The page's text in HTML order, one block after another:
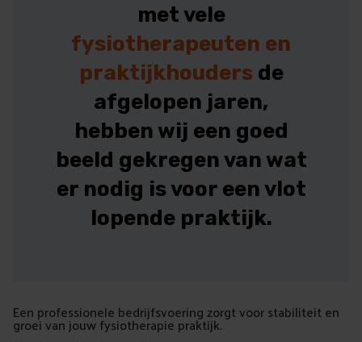
met vele
fysiotherapeuten en
praktijkhoudersde
afgelopen jaren,
hebben wij een goed
beeld gekregen van wat
er nodig is voor een vlot
lopende praktijk.
Een professionele bedrijfsvoering zorgt voor stabiliteit en
groei van jouw fysiotherapie praktijk.